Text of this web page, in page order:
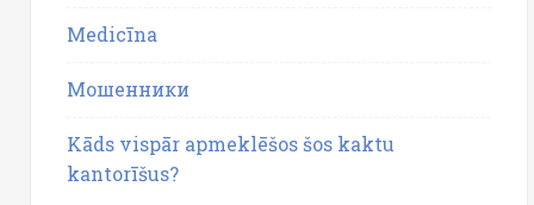
Medicīna
Мошенники
Kāds vispār apmeklēšos šos kaktu
kantorīšus?